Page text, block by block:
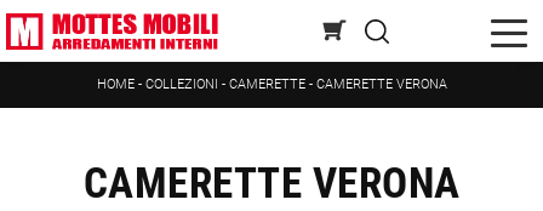
HOME- COLLEZIONI - CAMERETTE- CAMERETTE VERONA
CAMERETTE VERONA